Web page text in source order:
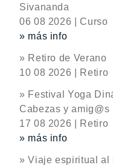
Sivananda
06 08 2026 | Curso
» más info
» Retiro de Verano
10 08 2026 | Retiro
» Festival Yoga
Cabezas y amig@s
17 08 2026 | Retiro
» más info
» Viaje espiritual al